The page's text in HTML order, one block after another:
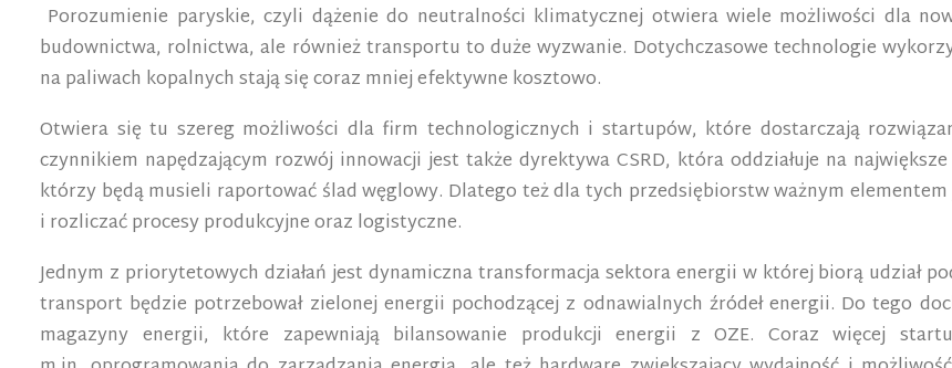
Porozumienie paryskie, czyli dążenie do neutralności klimatycznej otwiera wiele możliwości dla
budownictwa, rolnictwa, ale również transportu to duże wyzwanie. Dotychczasowe technologie
na paliwach kopalnych stają się coraz mniej efektywne kosztowo.
Otwiera się tu szereg możliwości dla firm technologicznych i startupów, które dostarczają
czynnikiem napędzającym rozwój innowacji jest także dyrektywa CSRD, która oddziałuje na
którzy będą musieli raportować ślad węglowy. Dlatego też dla tych przedsiębiorstw ważnym
i rozliczać procesy produkcyjne oraz logistyczne.
Jednym z priorytetowych działań jest dynamiczna transformacja sektora energii w której biorą udział
transport będzie potrzebował zielonej energii pochodzącej z odnawialnych źródeł energii. Do tego
magazyny energii, które zapewniają bilansowanie produkcji energii z OZE. Coraz więcej